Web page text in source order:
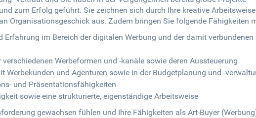
zum Erfolg geführt. Sie zeichnen sich durch Ihre kreative Arbeitsweise
Organisationsgeschick aus. Zudem bringen Sie folgende Fähigkeiten
Erfahrung im Bereich der digitalen Werbung und der damit verbundenen
Werbeformen und -kanäle sowie deren Aussteuerung
Werbekunden und Agenturen sowie in der Budgetplanung und -
und Präsentationsfähigkeiten
sowie eine strukturierte, eigenständige Arbeitsweise
gewachsen fühlen und Ihre Fähigkeiten als Art-Buyer